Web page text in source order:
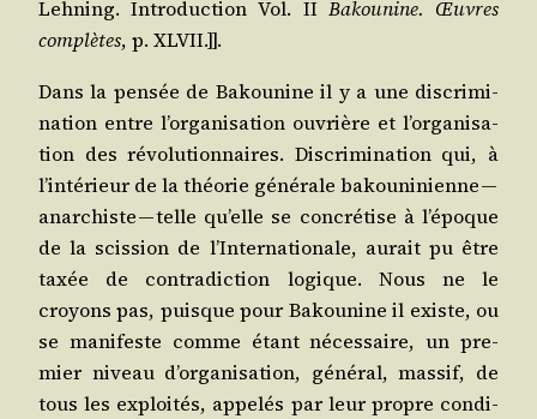
Leh­ning. Intro­duc­tion Vol. II Bakou­nine. Œuvres
com­plètes, p. XLVII.]].
Dans la pen­sée de Bakou­nine il y a une dis­cri­mi­
na­tion entre l’or­ga­ni­sa­tion ouvrière et l’or­ga­ni­sa­
tion des révo­lu­tion­naires. Dis­cri­mi­na­tion qui, à
l’in­té­rieur de la théo­rie géné­rale bakou­ni­nienne —
anar­chiste — telle qu’elle se concré­tise à l’é­poque
de la scis­sion de l’In­ter­na­tio­nale, aurait pu être
taxée de contra­dic­tion logique. Nous ne le
croyons pas, puisque pour Bakou­nine il existe, ou
se mani­feste comme étant néces­saire, un pre­
mier niveau d’or­ga­ni­sa­tion, géné­ral, mas­sif, de
tous les exploi­tés, appe­lés par leur propre condi­